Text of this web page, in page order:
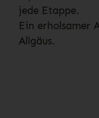
jede Etappe.
Ein erholsamer
Allgäus.